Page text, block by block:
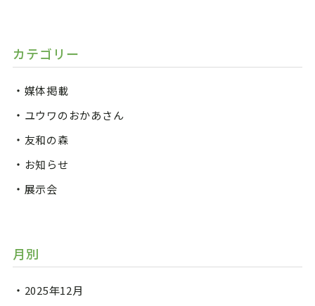
カテゴリー
媒体掲載
ユウワのおかあさん
友和の森
お知らせ
展示会
月別
2025年12月